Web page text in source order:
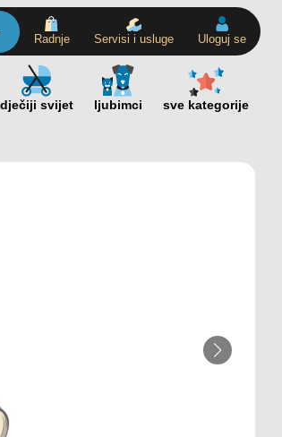
Radnje Servisi i usluge Uloguj se